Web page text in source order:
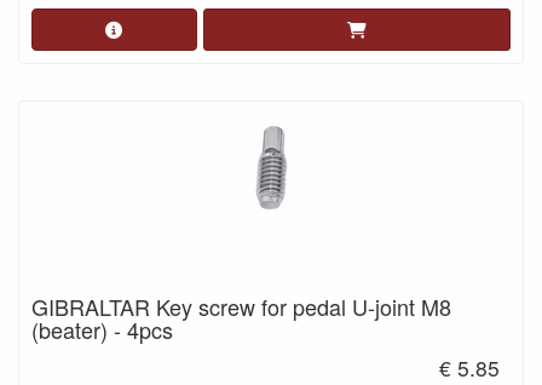
GIBRALTAR Key screw for pedal U-joint M8
(beater) - 4pcs
€ 5.85